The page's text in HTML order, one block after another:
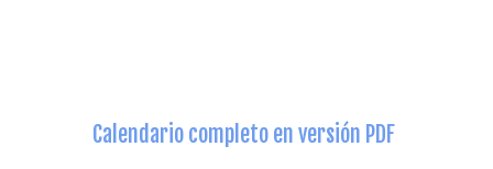
Calendario completo en versión PDF